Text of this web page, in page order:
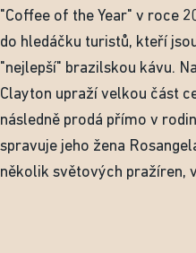
"Coffee of the Year" v roce
do hledáčku turistů, kteří
"nejlepší" brazilskou kávu.
Clayton upraží velkou část
následně prodá přímo v
spravuje jeho žena
několik světových pražíren,